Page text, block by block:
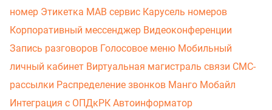
номер Этикетка МАВ сервис Карусель номеров
Корпоративный мессенджер Видеоконференции
Запись разговоров Голосовое меню Мобильный
личный кабинет Виртуальная магистраль связи СМС-
рассылки Распределение звонков Манго Мобайл
Интеграция с ОПДкРК Автоинформатор